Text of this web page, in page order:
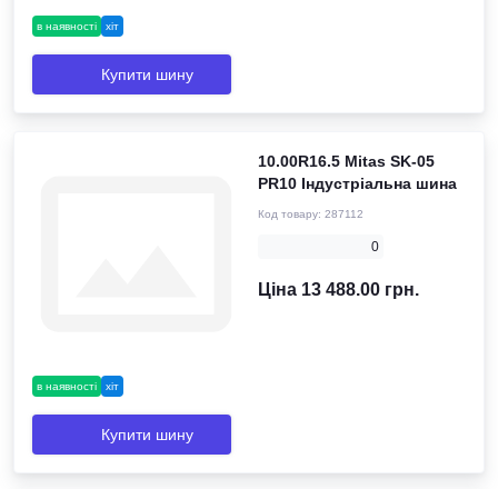
в наявності хіт
Купити шину
в наявності хіт
10.00R16.5 Mitas SK-05
PR10 Індустріальна шина
Код товару: 287112
0
Ціна 13 488.00 грн.
Купити шину